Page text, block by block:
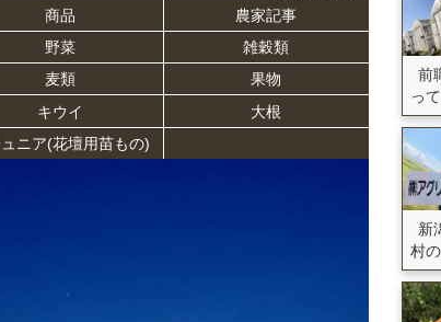
商品
農家記事
野菜
雑穀類
麦類
果物
キウイ
大根
ニア(花壇用苗もの)
前
っ
新
村